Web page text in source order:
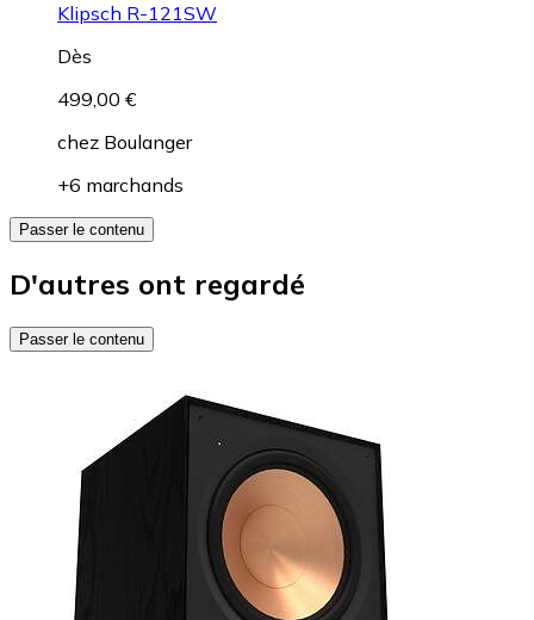
Klipsch R-121SW
Dès
499,00 €
chez Boulanger
+6 marchands
Passer le contenu
D'autres ont regardé
Passer le contenu